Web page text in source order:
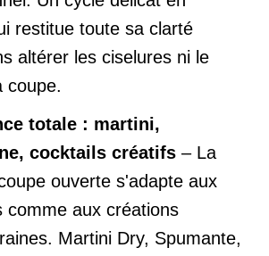
restitue toute sa clarté
altérer les ciselures ni le
coupe.
totale : martini,
cocktails créatifs – La
ouverte s'adapte aux
comme aux créations
Martini Dry, Spumante,